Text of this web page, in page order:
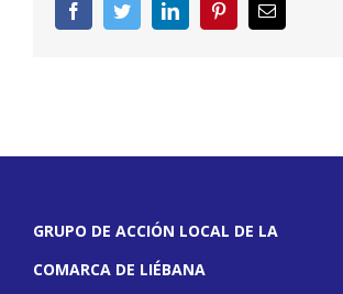
FacebookTwitterLinkedInPinterestCorreo
electrónico
GRUPO DE ACCIÓN LOCAL DE LA
COMARCA DE LIÉBANA